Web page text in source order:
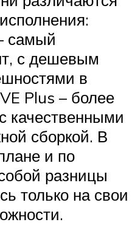
самый
с дешевым
в
Plus – более
качественными
сборкой. В
и по
разницы
только на свои